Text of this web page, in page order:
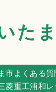
た
市よくある
重工浦和レ